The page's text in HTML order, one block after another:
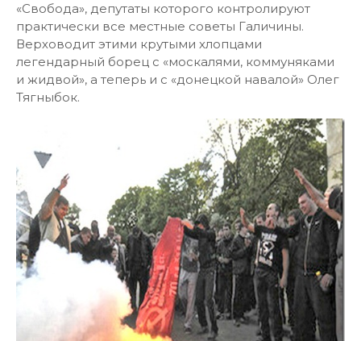
«Свобода», депутаты которого контролируют
практически все местные советы Галичины.
Верховодит этими крутыми хлопцами
легендарный борец с «москалями, коммуняками
и жидвой», а теперь и с «донецкой навалой» Олег
Тягныбок.